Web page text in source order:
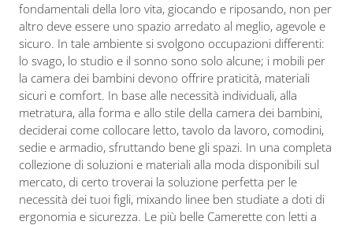
fondamentali della loro vita, giocando e riposando, non per
altro deve essere uno spazio arredato al meglio, agevole e
sicuro. In tale ambiente si svolgono occupazioni differenti:
lo svago, lo studio e il sonno sono solo alcune; i mobili per
la camera dei bambini devono offrire praticità, materiali
sicuri e comfort. In base alle necessità individuali, alla
metratura, alla forma e allo stile della camera dei bambini,
deciderai come collocare letto, tavolo da lavoro, comodini,
sedie e armadio, sfruttando bene gli spazi. In una completa
collezione di soluzioni e materiali alla moda disponibili sul
mercato, di certo troverai la soluzione perfetta per le
necessità dei tuoi figli, mixando linee ben studiate a doti di
ergonomia e sicurezza. Le più belle Camerette con letti a